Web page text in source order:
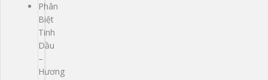
Phân
Biệt
Tinh
Dầu
–
Hương